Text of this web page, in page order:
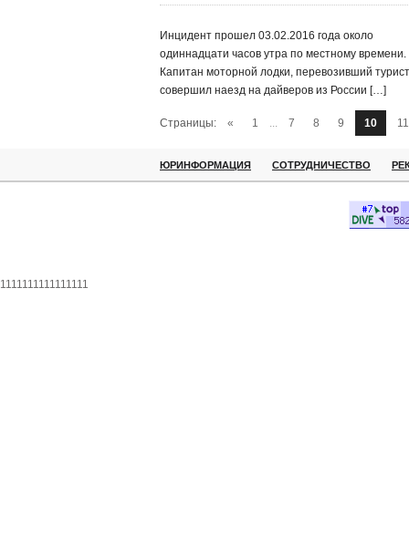
Инцидент прошел 03.02.2016 года около
одиннадцати часов утра по местному времени.
Капитан моторной лодки, перевозивший
совершил наезд на дайверов из России […]
Страницы: « 1 ... 7 8 9 10 11
ЮРИНФОРМАЦИЯ СОТРУДНИЧЕСТВО
1111111111111111